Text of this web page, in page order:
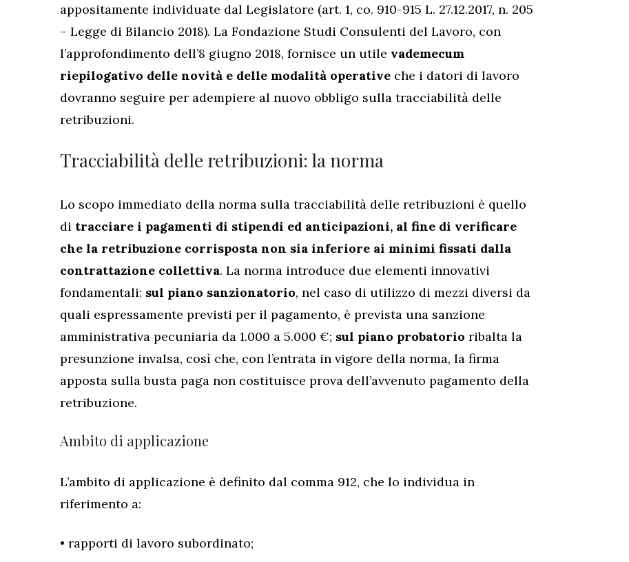
appositamente individuate dal Legislatore (art. 1, co. 910-915 L. 27.12.2017, n. 205
– Legge di Bilancio 2018). La Fondazione Studi Consulenti del Lavoro, con
l’approfondimento dell’8 giugno 2018, fornisce un utile vademecum
riepilogativo delle novità e delle modalità operative che i datori di lavoro
dovranno seguire per adempiere al nuovo obbligo sulla tracciabilità delle
retribuzioni.
Tracciabilità delle retribuzioni: la norma
Lo scopo immediato della norma sulla tracciabilità delle retribuzioni è quello
di tracciare i pagamenti di stipendi ed anticipazioni, al fine di verificare
che la retribuzione corrisposta non sia inferiore ai minimi fissati dalla
contrattazione collettiva. La norma introduce due elementi innovativi
fondamentali: sul piano sanzionatorio, nel caso di utilizzo di mezzi diversi da
quali espressamente previsti per il pagamento, è prevista una sanzione
amministrativa pecuniaria da 1.000 a 5.000 €; sul piano probatorio ribalta la
presunzione invalsa, così che, con l’entrata in vigore della norma, la firma
apposta sulla busta paga non costituisce prova dell’avvenuto pagamento della
retribuzione.
Ambito di applicazione
L’ambito di applicazione è definito dal comma 912, che lo individua in
riferimento a:
• rapporti di lavoro subordinato;